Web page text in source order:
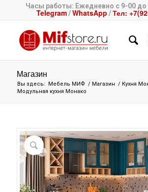
Часы работы: Ежедневно с 9-00 до
Telegram/WhatsApp /Тел:
Магазин
Вы здесь: Мебель МИФ / Магазин / Кухня
Модульная кухня Монако